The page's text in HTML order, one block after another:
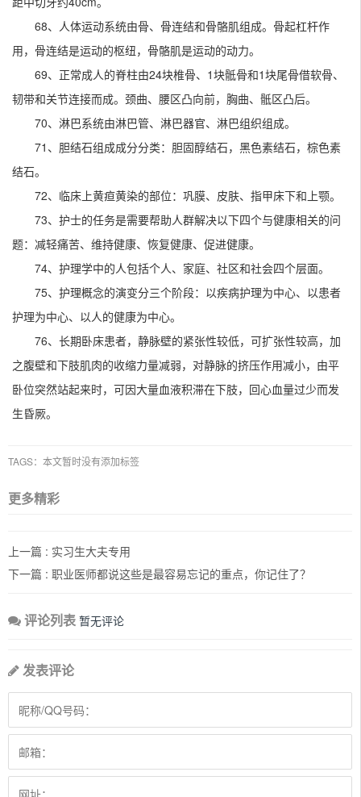
68、人体运动系统由骨、骨连结和骨骼肌组成。骨起杠杆作
用，骨连结是运动的枢纽，骨骼肌是运动的动力。
69、正常成人的脊柱由24块椎骨、1块骶骨和1块尾骨借软骨、
韧带和关节连接而成。颈曲、腰区凸向前，胸曲、骶区凸后。
70、淋巴系统由淋巴管、淋巴器官、淋巴组织组成。
71、胆结石组成成分分类：胆固醇结石，黑色素结石，棕色素
结石。
72、临床上黄疸黄染的部位：巩膜、皮肤、指甲床下和上颚。
73、护士的任务是需要帮助人群解决以下四个与健康相关的问
题：减轻痛苦、维持健康、恢复健康、促进健康。
74、护理学中的人包括个人、家庭、社区和社会四个层面。
75、护理概念的演变分三个阶段：以疾病护理为中心、以患者
护理为中心、以人的健康为中心。
76、长期卧床患者，静脉壁的紧张性较低，可扩张性较高，加
之腹壁和下肢肌肉的收缩力量减弱，对静脉的挤压作用减小，由平
卧位突然站起来时，可因大量血液积滞在下肢，回心血量过少而发
生昏厥。
TAGS：本文暂时没有添加标签
更多精彩
上一篇 : 实习生大夫专用
下一篇 : 职业医师都说这些是最容易忘记的重点，你记住了？
评论列表 暂无评论
发表评论